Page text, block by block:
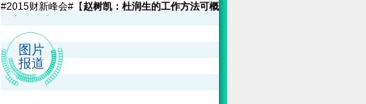
#2015财新峰会#【赵树凯：杜润生的工作方法可概
老人杜润生追思会”专场，国务院发展研究中心信息
中心主任赵树凯表示，杜老说自己“没有主义”的表
述简单朴素，但含意深厚。“没有主义”不只是一种
哲学见解，还是一种政策主张 http://t.cn/RUaS1Bb
图片
报道